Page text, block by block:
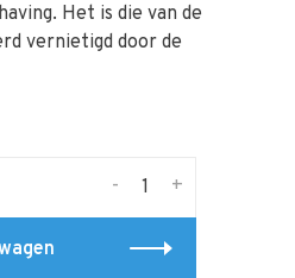
Het is die van de
vernietigd door de
+
-